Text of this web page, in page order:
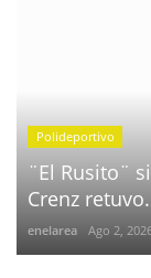
Polideportivo
¨El Rusito¨
Crenz
enelarea Ago 2,